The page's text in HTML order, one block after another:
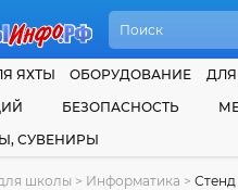
ЯХТЫ ОБОРУДОВАНИЕ ДЛЯ
БЕЗОПАСНОСТЬ
СУВЕНИРЫ
школы > Информатика >